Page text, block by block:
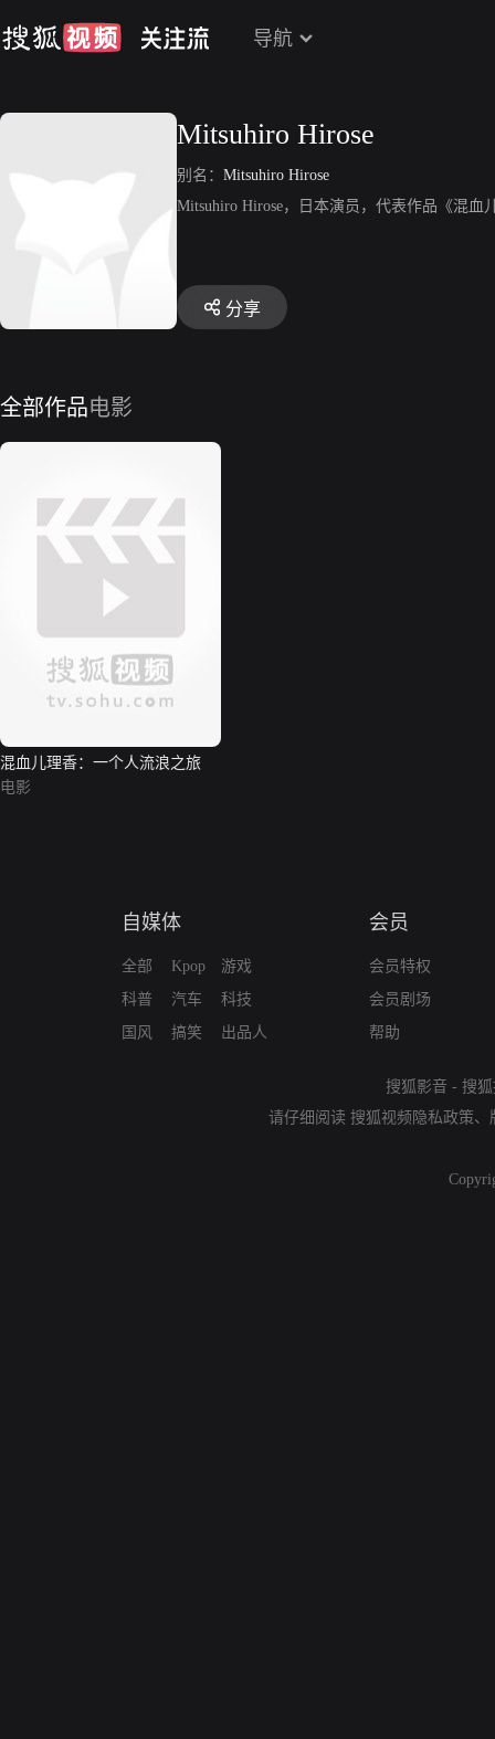
导航
Mitsuhiro Hirose
别名： Mitsuhiro Hirose
Mitsuhiro Hirose，日本演员，代表作品《混血
分享
全部作品电影
混血儿理香：一个人流浪之旅
电影
自媒体
全部
科普
国风
Kpop
汽车
搞笑
游戏
科技
出品人
会员
会员特权
会员剧场
帮助
搜狐影音 - 搜
请仔细阅读 搜狐视频隐私政策、